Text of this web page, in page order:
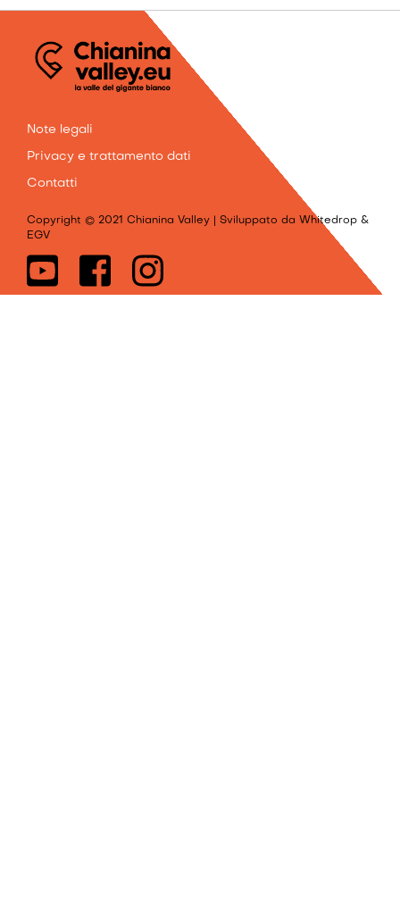
INFO
Note legali
Privacy e trattamento dati
Contatti
Copyright © 2021 Chianina Valley | Sviluppato da Whitedrop &
EGV